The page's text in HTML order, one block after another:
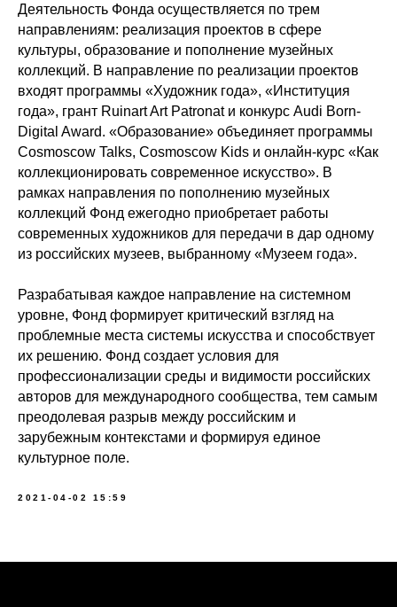
Деятельность Фонда осуществляется по трем
направлениям: реализация проектов в сфере
культуры, образование и пополнение музейных
коллекций. В направление по реализации проектов
входят программы «Художник года», «Институция
года», грант Ruinart Art Patronat и конкурс Audi Born-
Digital Award. «Образование» объединяет программы
Cosmoscow Talks, Cosmoscow Kids и онлайн-курс «Как
коллекционировать современное искусство». В
рамках направления по пополнению музейных
коллекций Фонд ежегодно приобретает работы
современных художников для передачи в дар одному
из российских музеев, выбранному «Музеем года».
Разрабатывая каждое направление на системном
уровне, Фонд формирует критический взгляд на
проблемные места системы искусства и способствует
их решению. Фонд создает условия для
профессионализации среды и видимости российских
авторов для международного сообщества, тем самым
преодолевая разрыв между российским и
зарубежным контекстами и формируя единое
культурное поле.
2021-04-02 15:59